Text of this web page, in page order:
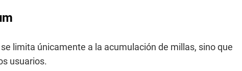
limita únicamente a la acumulación de millas, sino que
usuarios.